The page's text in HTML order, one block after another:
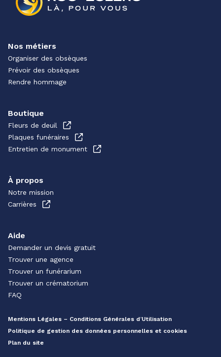
Nos métiers
Organiser des obsèques
Prévoir des obsèques
Rendre hommage
Boutique
Fleurs de deuil
Plaques funéraires
Entretien de monument
À propos
Notre mission
Carrières
Aide
Demander un devis gratuit
Trouver une agence
Trouver un funérarium
Trouver un crématorium
FAQ
Mentions Légales – Conditions Générales d’Utilisation
Politique de gestion des données personnelles et cookies
Plan du site